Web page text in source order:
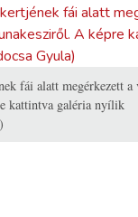
fái alatt megérkezett a
kattintva galéria nyílik